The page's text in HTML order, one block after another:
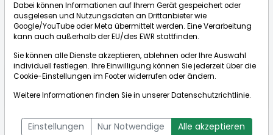
AKTIE IM FOKUS 2: Starker DHL-Kursgewinn nach Quar...
dpa-AFX Compact
ÜBERSICHT DPA-AFX PROFEED
DPA-AFX COMPACT
NEWSBOT
Dabei können Informationen auf Ihrem Gerät gespeichert oder
ausgelesen und Nutzungsdaten an Drittanbieter wie
Google/YouTube oder Meta übermittelt werden. Eine Verarbeitung
kann auch außerhalb der EU/des EWR stattfinden.
Sie können alle Dienste akzeptieren, ablehnen oder Ihre Auswahl
individuell festlegen. Ihre Einwilligung können Sie jederzeit über die
Cookie-Einstellungen im Footer widerrufen oder ändern.
Weitere Informationen finden Sie in unsererDatenschutzrichtlinie.
Einstellungen Nur Notwendige Alle akzeptieren